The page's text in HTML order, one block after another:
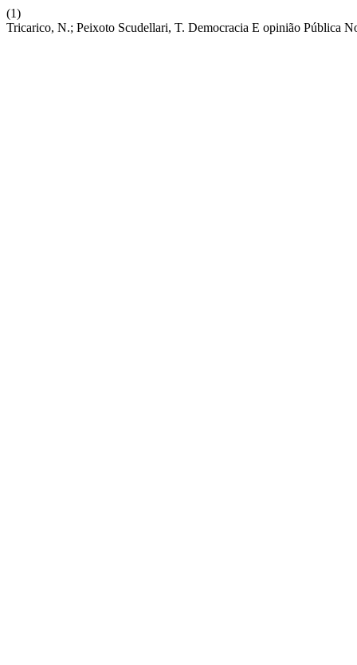
(1)
Tricarico, N.; Peixoto Scudellari, T. Democracia E opinião Pública